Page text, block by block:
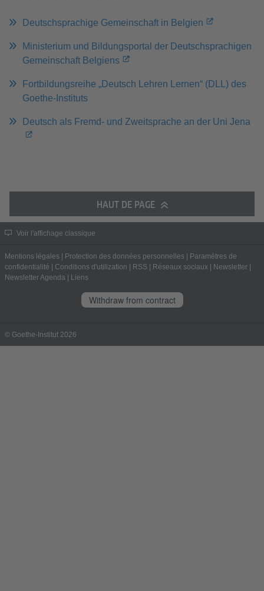
Deutschsprachige Gemeinschaft in Belgien
Ministerium und Bildungsportal der Deutschsprachigen
Gemeinschaft Belgiens
Fortbildungsreihe „Deutsch Lehren Lernen“ (DLL) des
Goethe-Instituts
Deutsch als Fremd- und Zweitsprache an der Uni Jena
HAUT DE PAGE
Voir l'affichage classique
Mentions légales Protection des données personnelles
Paramètres de
confidentialité
Conditions d'utilization RSS Réseaux sociaux Newsletter
Newsletter Agenda
Liens
Withdraw from contract
© Goethe-Institut 2026